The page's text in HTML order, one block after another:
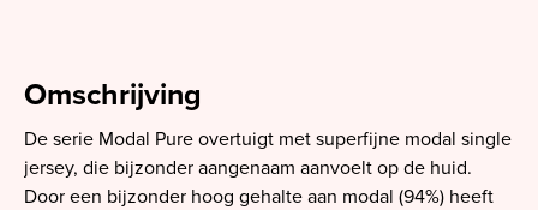
Omschrijving
De serie Modal Pure overtuigt met superfijne modal single
jersey, die bijzonder aangenaam aanvoelt op de huid.
Door een bijzonder hoog gehalte aan modal (94%) heeft